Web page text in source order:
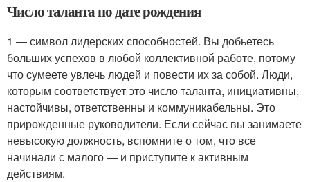
Число таланта по дате рождения
1 — символ лидерских способностей. Вы добьетесь
больших успехов в любой коллективной работе, потому
что сумеете увлечь людей и повести их за собой. Люди,
которым соответствует это число таланта, инициативны,
настойчивы, ответственны и коммуникабельны. Это
прирожденные руководители. Если сейчас вы занимаете
невысокую должность, вспомните о том, что все
начинали с малого — и приступите к активным
действиям.